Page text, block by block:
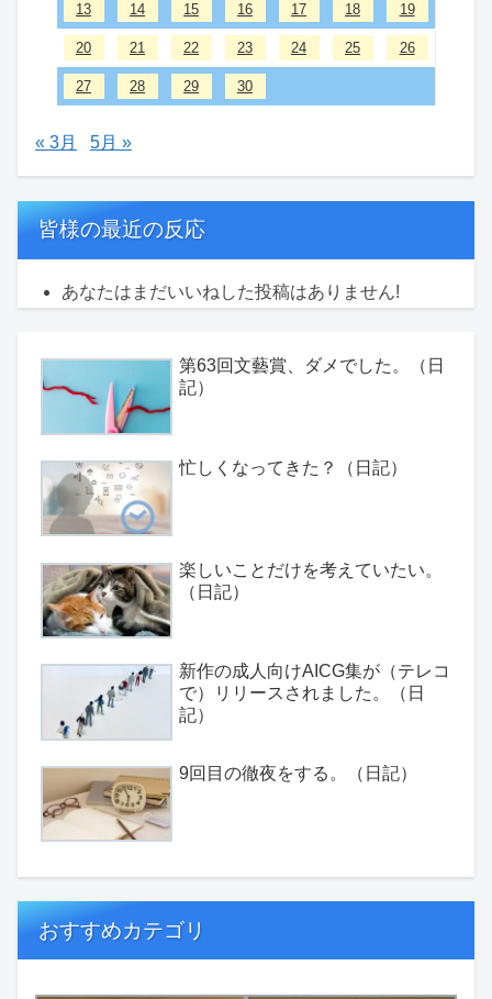
13 14 15 16 17 18 19
20 21 22 23 24 25 26
27 28 29 30
« 3月 5月 »
皆様の最近の反応
あなたはまだいいねした投稿はありません!
第63回文藝賞、ダメでした。（日
記）
忙しくなってきた？（日記）
楽しいことだけを考えていたい。
（日記）
新作の成人向けAICG集が（テレコ
で）リリースされました。（日
記）
9回目の徹夜をする。（日記）
おすすめカテゴリ